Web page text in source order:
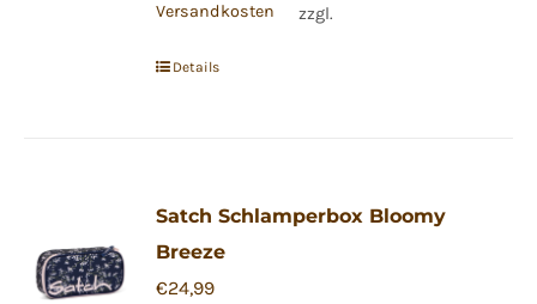
zzgl.
Versandkosten
Details
Satch Schlamperbox Bloomy
Breeze
€24,99